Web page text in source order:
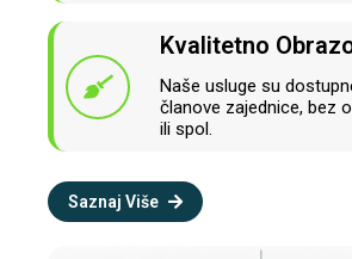
Kvalitetno
Naše usluge su
članove zajednice, bez
ili spol.
Saznaj Više